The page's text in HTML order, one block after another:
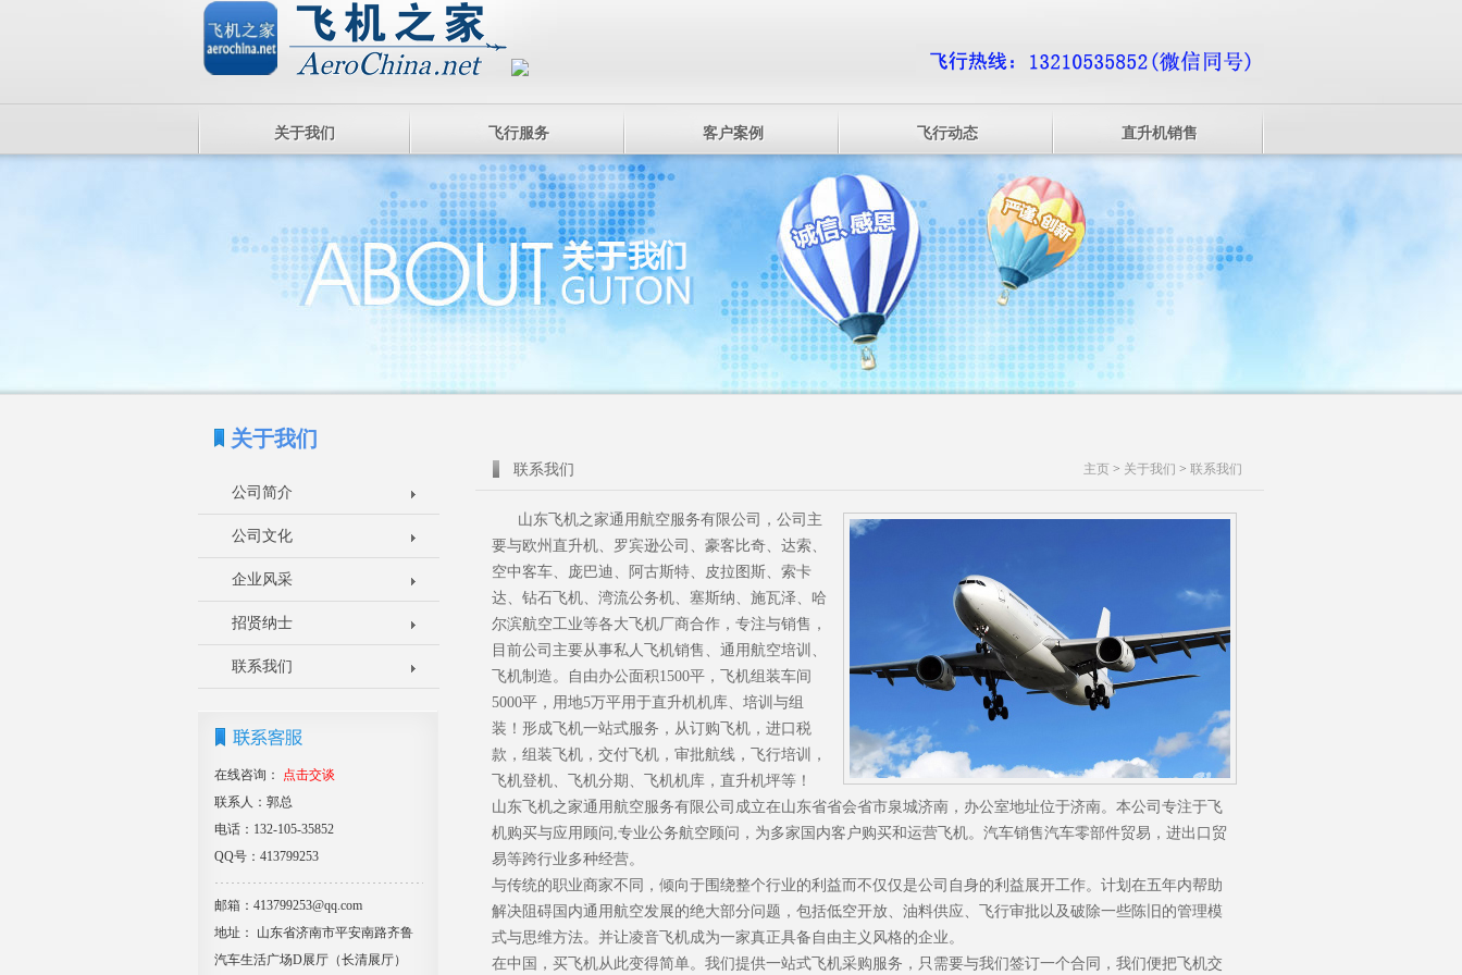
关于我们 飞行服务 客户案例 飞行动态 直升机销售
关于我们
公司简介
公司文化
企业风采
招贤纳士
联系我们
在线咨询：
点击交谈
联系人：郭总
电话：132-105-35852
QQ号：413799253
邮箱：413799253@qq.com
地址： 山东省济南市平安南路齐鲁
汽车生活广场D展厅（长清展厅）
主页 > 关于我们 > 联系我们
联系我们
山东飞机之家通用航空服务有限公司，公司主
要与欧州直升机、罗宾逊公司、豪客比奇、达索、
空中客车、庞巴迪、阿古斯特、皮拉图斯、索卡
达、钻石飞机、湾流公务机、塞斯纳、施瓦泽、哈
尔滨航空工业等各大飞机厂商合作，专注与销售，
目前公司主要从事私人飞机销售、通用航空培训、
飞机制造。自由办公面积1500平，飞机组装车间
5000平，用地5万平用于直升机机库、培训与组
装！形成飞机一站式服务，从订购飞机，进口税
款，组装飞机，交付飞机，审批航线，飞行培训，
飞机登机、飞机分期、飞机机库，直升机坪等！
山东飞机之家通用航空服务有限公司成立在山东省省会省市泉城济南，办公室地址位于济南。本公司专注于飞
机购买与应用顾问,专业公务航空顾问，为多家国内客户购买和运营飞机。汽车销售汽车零部件贸易，进出口贸
易等跨行业多种经营。
与传统的职业商家不同，倾向于围绕整个行业的利益而不仅仅是公司自身的利益展开工作。计划在五年内帮助
解决阻碍国内通用航空发展的绝大部分问题，包括低空开放、油料供应、飞行审批以及破除一些陈旧的管理模
式与思维方法。并让凌音飞机成为一家真正具备自由主义风格的企业。
在中国，买飞机从此变得简单。我们提供一站式飞机采购服务，只需要与我们签订一个合同，我们便把飞机交